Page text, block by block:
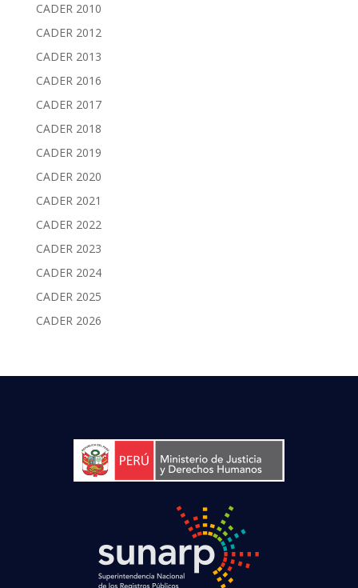
CADER 2010
CADER 2012
CADER 2013
CADER 2016
CADER 2017
CADER 2018
CADER 2019
CADER 2020
CADER 2021
CADER 2022
CADER 2023
CADER 2024
CADER 2025
CADER 2026